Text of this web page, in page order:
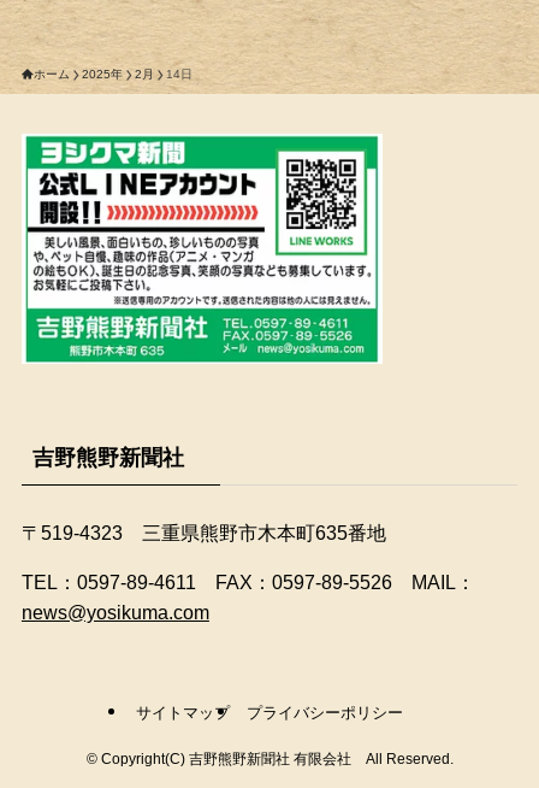
ホーム 2025年 2月 14日
吉野熊野新聞社
〒519-4323 三重県熊野市木本町635番地
​TEL：0597-89-4611 FAX：0597-89-5526 MAIL：
news@yosikuma.com
サイトマップ プライバシーポリシー
©Copyright(C) 吉野熊野新聞社 有限会社 All Reserved.